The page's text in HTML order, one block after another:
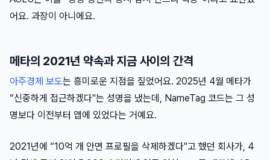
어요. 과장이 아니에요.
메타의 2021년 약속과 지금 사이의 간격
아주경제 보도는 흥미로운 지점을 짚었어요. 2025년 4월 메타가
“신중하게 접근하겠다"는 성명을 냈는데, NameTag 코드는 그 성
명보다 이전부터 앱에 있었다는 거예요.
2021년에 “10억 개 안면 프로필을 삭제하겠다"고 했던 회사가, 4